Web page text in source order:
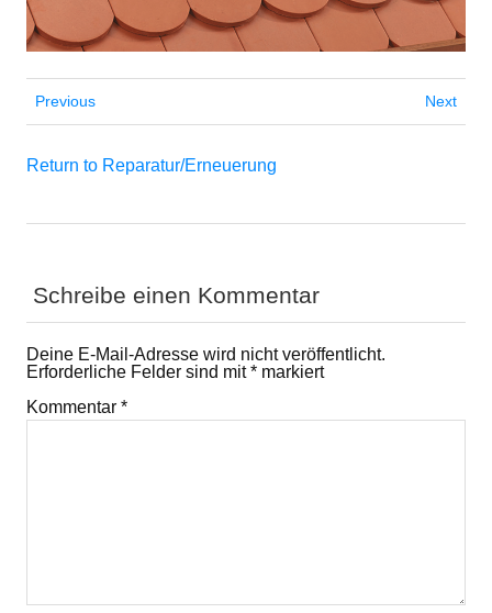
Previous Next
Return to Reparatur/Erneuerung
Schreibe einen Kommentar
Deine E-Mail-Adresse wird nicht veröffentlicht.
Erforderliche Felder sind mit* markiert
Kommentar *